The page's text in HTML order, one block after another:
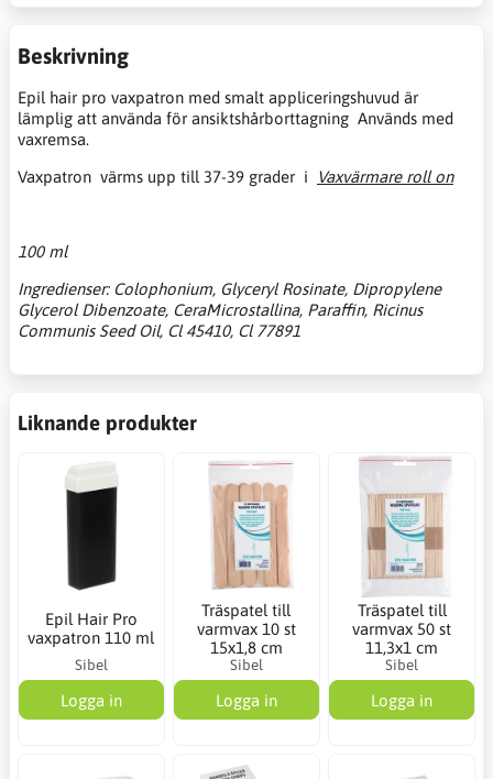
Beskrivning
Epil hair pro vaxpatron med smalt appliceringshuvud är
lämplig att använda för ansiktshårborttagning Används med
vaxremsa.
Vaxpatron värms upp till 37-39 grader i
Vaxvärmare roll on
100 ml
Ingredienser: Colophonium, Glyceryl Rosinate, Dipropylene
Glycerol Dibenzoate, CeraMicrostallina, Paraffin, Ricinus
Communis Seed Oil, Cl 45410, Cl 77891
Liknande produkter
Epil Hair Pro
vaxpatron 110 ml
Sibel
Logga in
Träspatel till
varmvax 10 st
15x1,8 cm
Sibel
Logga in
Träspatel till
varmvax 50 st
11,3x1 cm
Sibel
Logga in